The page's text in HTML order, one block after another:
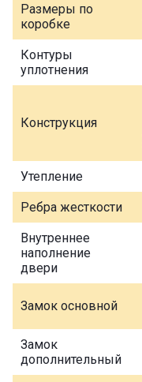
Размеры по
коробке
Контуры
уплотнения
Конструкция
Утепление
Ребра жесткости
Внутреннее
наполнение
двери
Замок основной
Замок
дополнительный